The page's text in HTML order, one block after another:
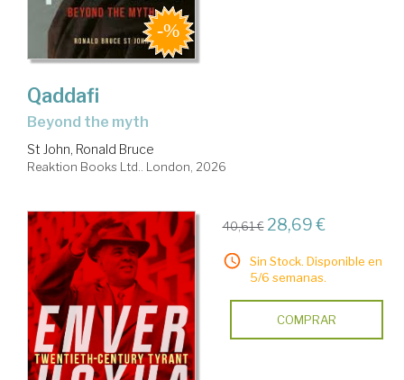
Qaddafi
beyond the myth
St John, Ronald Bruce
Reaktion Books Ltd.. London, 2026
40,61 € 28,69 €
Sin Stock. Disponible en
5/6 semanas.
COMPRAR